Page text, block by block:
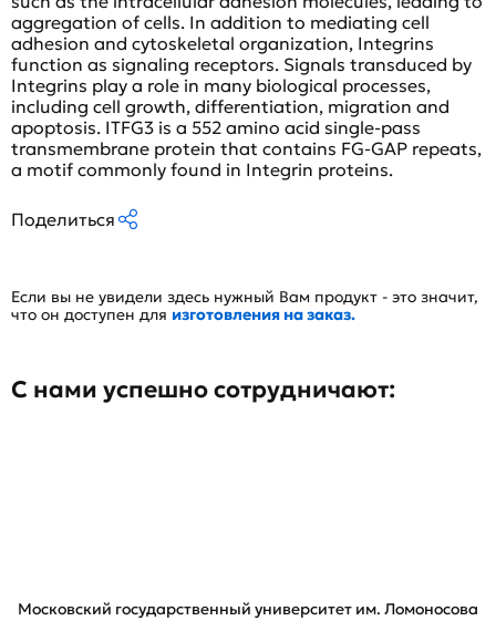
aggregation of cells. In addition to mediating cell
adhesion and cytoskeletal organization, Integrins
function as signaling receptors. Signals transduced by
Integrins play a role in many biological processes,
including cell growth, differentiation, migration and
apoptosis. ITFG3 is a 552 amino acid single-pass
transmembrane protein that contains FG-GAP repeats,
a motif commonly found in Integrin proteins.
Поделиться
Если вы не увидели здесь нужный Вам продукт - это значит,
что он доступен для изготовления на заказ.
С нами успешно сотрудничают:
Московский государственный университет им. Ломоносова